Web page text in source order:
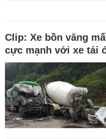
Clip: Xe bồn văng
cực mạnh với xe tải